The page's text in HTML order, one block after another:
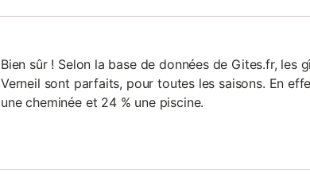
Bien sûr ! Selon la base de données de Gites.fr, les
Verneil sont parfaits, pour toutes les saisons. En
une cheminée et 24 % une piscine.